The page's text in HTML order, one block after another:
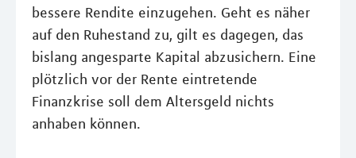
bessere Rendite einzugehen. Geht es näher
auf den Ruhestand zu, gilt es dagegen, das
bislang angesparte Kapital abzusichern. Eine
plötzlich vor der Rente eintretende
Finanzkrise soll dem Altersgeld nichts
anhaben können.